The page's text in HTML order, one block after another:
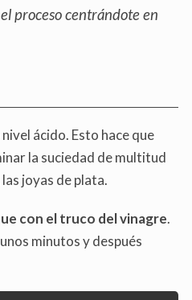
proceso centrándote en
ácido. Esto hace que
la suciedad de multitud
joyas de plata.
con el truco del vinagre.
minutos y después